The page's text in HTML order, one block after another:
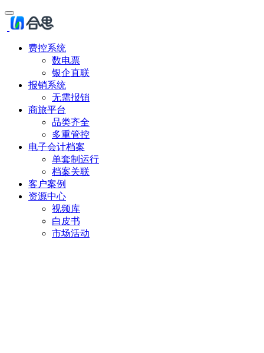
费控系统
数电票
银企直联
报销系统
无需报销
商旅平台
品类齐全
多重管控
电子会计档案
单套制运行
档案关联
客户案例
资源中心
视频库
白皮书
市场活动